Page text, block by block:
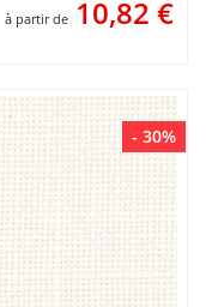
à partir de 10,82 €
- 30%